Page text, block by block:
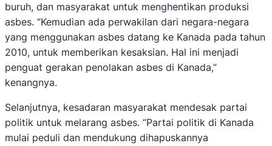
buruh, dan masyarakat untuk menghentikan produksi
asbes. “Kemudian ada perwakilan dari negara-negara
yang menggunakan asbes datang ke Kanada pada tahun
2010, untuk memberikan kesaksian. Hal ini menjadi
penguat gerakan penolakan asbes di Kanada,”
kenangnya.
Selanjutnya, kesadaran masyarakat mendesak partai
politik untuk melarang asbes. “Partai politik di Kanada
mulai peduli dan mendukung dihapuskannya